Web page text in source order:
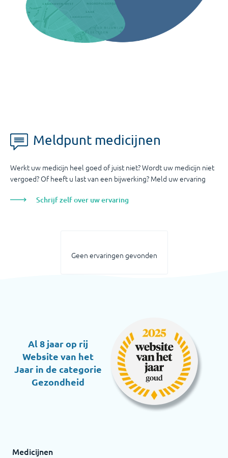
Meldpunt medicijnen
Werkt uw medicijn heel goed of juist niet? Wordt uw medicijn niet
vergoed? Of heeft u last van een bijwerking? Meld uw ervaring
Schrijf zelf over uw ervaring
Geen ervaringen gevonden
Al 8 jaar op rij
Website van het
Jaar in de categorie
Gezondheid
Medicijnen